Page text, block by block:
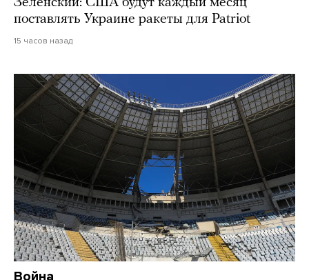
Зеленский: США будут каждый месяц
поставлять Украине ракеты для Patriot
15 часов назад
Война